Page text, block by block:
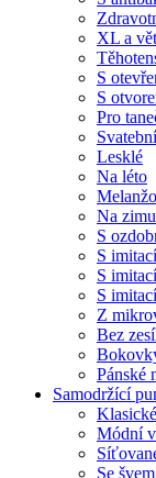
XL a
S
S
Pro
Lesklé
Na léto
Na zimu
S
S
S
S
Z
Bez
Pánské
Samodržící
Módní
Se